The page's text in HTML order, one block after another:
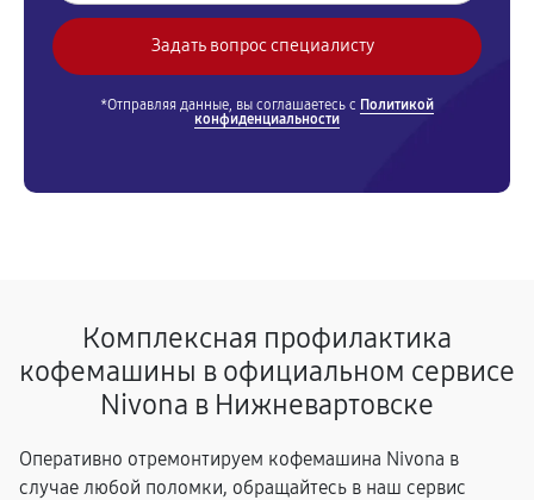
*Отправляя данные, вы соглашаетесь с Политикой
конфиденциальности
Комплексная профилактика
кофемашины в официальном сервисе
Nivona в Нижневартовске
Оперативно отремонтируем кофемашина Nivona в
случае любой поломки, обращайтесь в наш сервис